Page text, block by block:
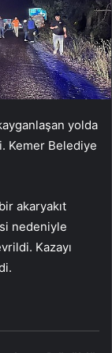
yolda
Kemer Belediye
akaryakıt
nedeniyle
Kazayı